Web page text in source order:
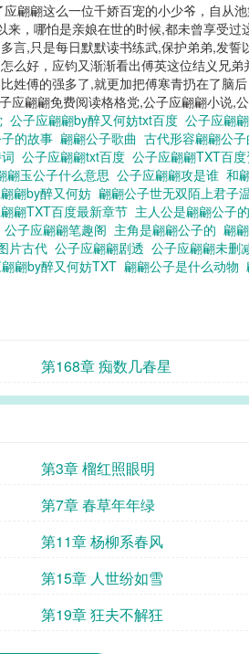
免费阅读格格党,公子应翩
何妨
翩翩这么一位千娇百宠的小少爷，自从
，哪怕是亲娘在世的时候,都未曾享受
,只是每日默默读书练武,保护弟弟,发
好，应钧又渐渐看出傅英这位结义兄
傅的强多了,就更加把傅寒青扔在了脑
翩翩免费阅读格格党,公子应翩翩小说,
公子应翩翩by醉又何妨txt百度 公子应翩
的故事 翩翩公子歌曲 古代形容翩翩公
公子应翩翩txt百度 公子应翩翩TXT百
翩玉公子什么意思 公子应翩翩攻是谁 和
翩by醉又何妨 翩翩公子世无双陌上君子
翩TXT百度最新章节 主人公是翩翩公子的
公子应翩翩笔趣阁 主角是翩翩公子的 翩
片古代 公子应翩翩剧透 公子应翩翩未删
翩by醉又何妨TXT 翩翩公子是什么动物
第168章 痴数几春星
第3章 榴红照眼明
第7章 春草年年绿
第11章 杨柳系春风
第15章 人世纷如雪
第19章 狂夫不解狂